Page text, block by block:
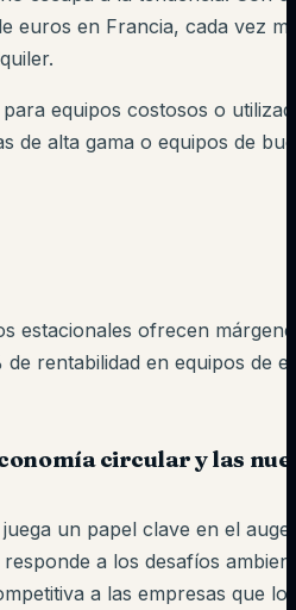
euros en Francia, cada vez
equipos costosos o
de alta gama o equipos de
estacionales ofrecen
rentabilidad en equipos de
circular y las
un papel clave en el auge
a los desafíos
a las empresas que lo